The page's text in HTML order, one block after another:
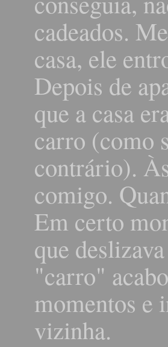
cadeados.
casa, ele
Depois de
que a casa
carro (como
contrário).
comigo.
Em certo
que
"carro"
momentos e
vizinha.